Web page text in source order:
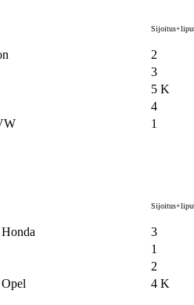
2
3
5 K
4
1
3
1
2
4 K